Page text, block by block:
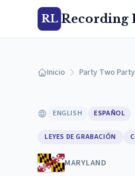
RL Recording
Inicio Party Two
ENGLISH ESPAÑOL
LEYES DE GRABACIÓN
MARYLAND